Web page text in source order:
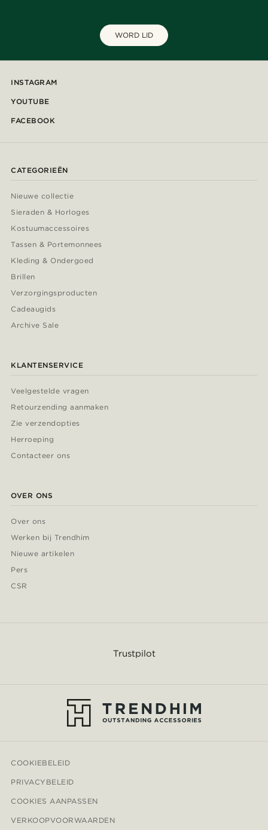
WORD LID
INSTAGRAM
YOUTUBE
FACEBOOK
CATEGORIEËN
Nieuwe collectie
Sieraden & Horloges
Kostuumaccessoires
Tassen & Portemonnees
Kleding & Ondergoed
Brillen
Verzorgingsproducten
Cadeaugids
Archive Sale
KLANTENSERVICE
Veelgestelde vragen
Retourzending aanmaken
Zie verzendopties
Herroeping
Contacteer ons
OVER ONS
Over ons
Werken bij Trendhim
Nieuwe artikelen
Pers
CSR
Trustpilot
COOKIEBELEID
PRIVACYBELEID
COOKIES AANPASSEN
VERKOOPVOORWAARDEN